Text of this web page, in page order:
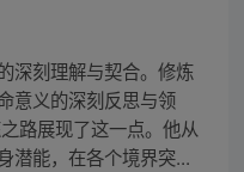
深刻理解与契合。修炼
意义的深刻反思与领
路展现了这一点。他从
潜能，在各个境界突...